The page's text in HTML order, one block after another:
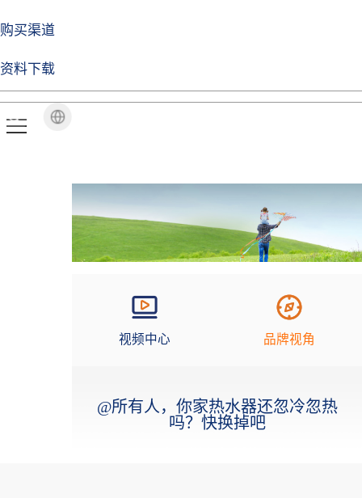
购买渠道
资料下载
品牌视角
视频中心 品牌视角
@所有人，你家热水器还忽冷忽热
吗？快换掉吧